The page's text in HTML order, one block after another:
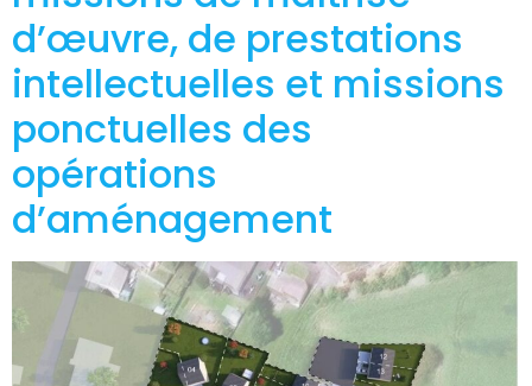
d’œuvre, de prestations
intellectuelles et missions
ponctuelles des
opérations
d’aménagement